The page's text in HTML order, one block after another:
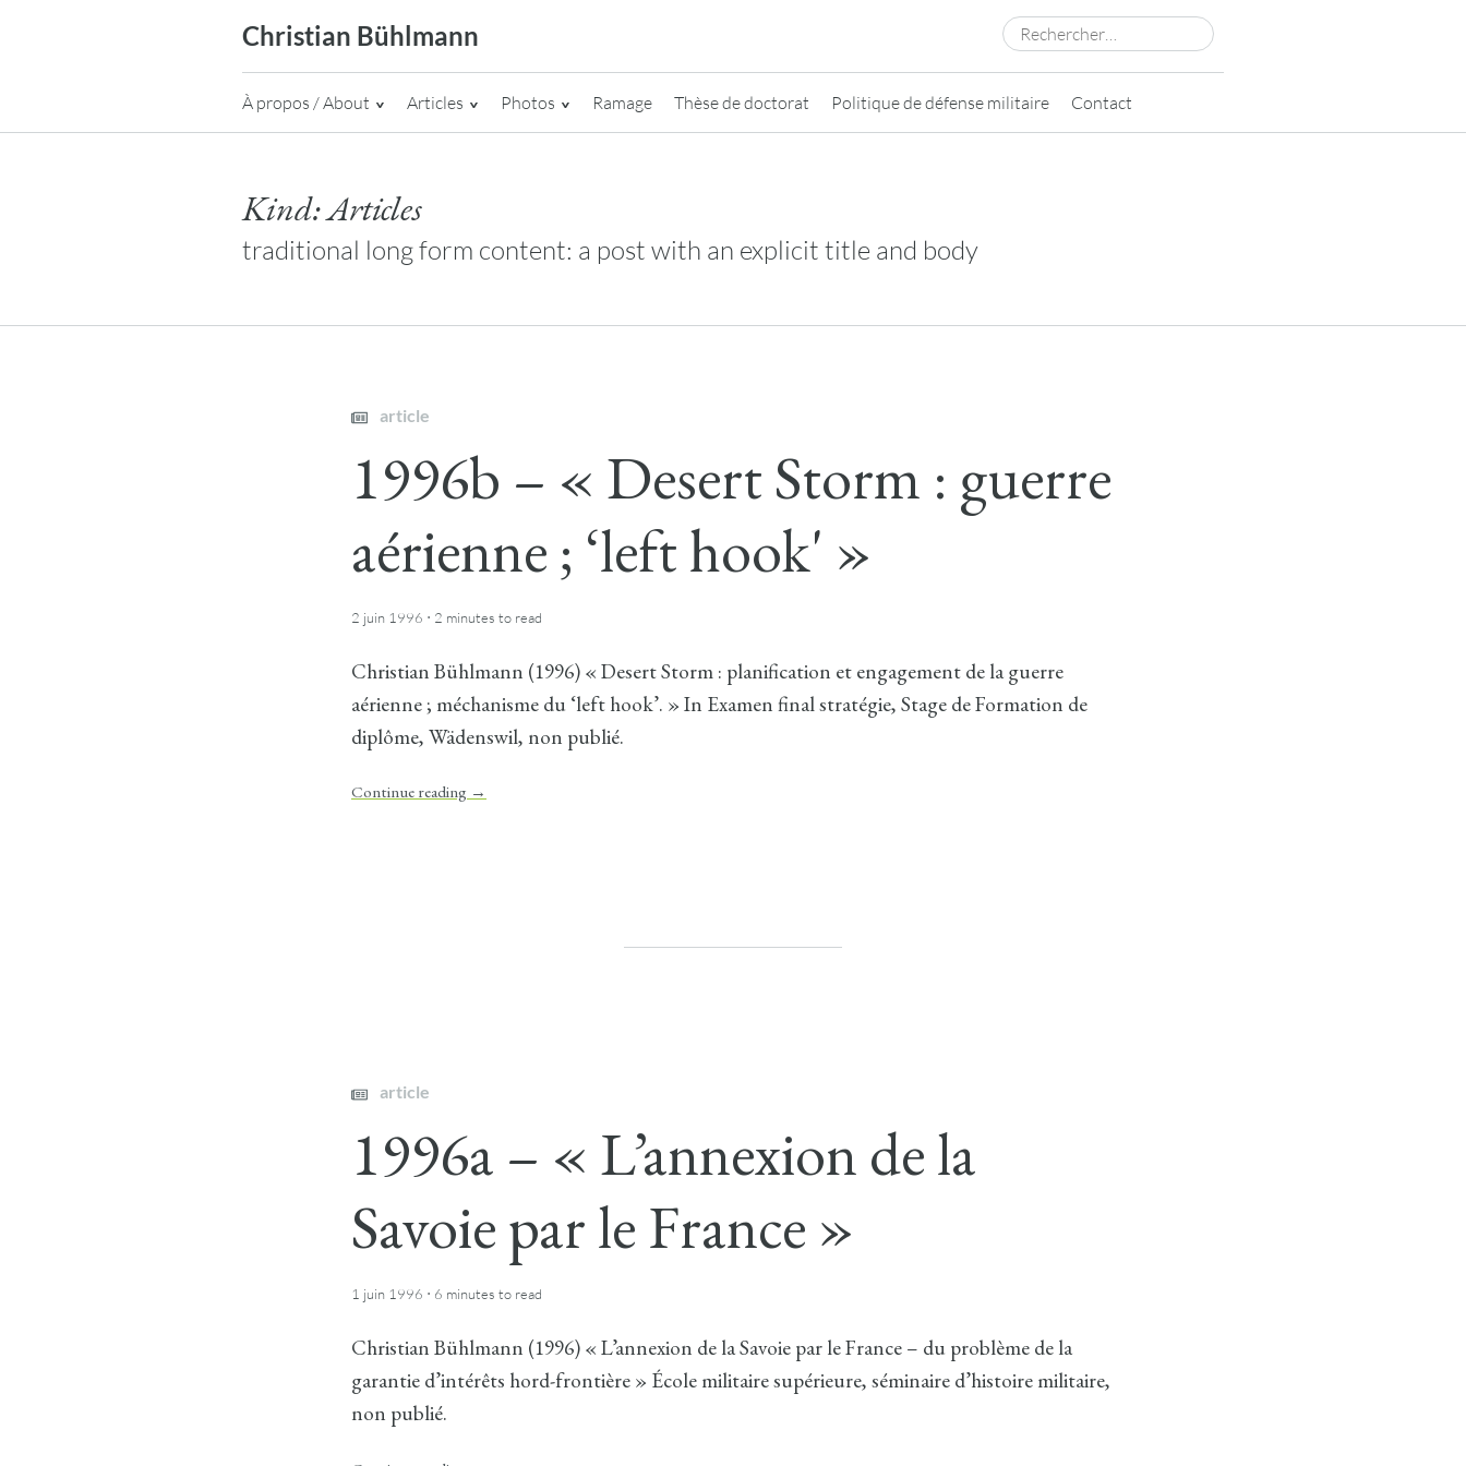
Christian Bühlmann Rechercher :
À propos / About Articles Photos Ramage Thèse de doctorat Politique de défense militaire Contact
Kind:Articles
traditional long form content: a post with an explicit title and body
article
1996b – « Desert Storm : guerre
aérienne ; ‘left hook' »
2 juin 1996 · 2 minutes to read
Christian Bühlmann (1996) « Desert Storm : planification et engagement de la guerre
aérienne ; méchanisme du ‘left hook’. » In Examen final stratégie, Stage de Formation de
diplôme, Wädenswil, non publié.
Continue reading →
article
1996a – « L’annexion de la
Savoie par le France »
1 juin 1996 · 6 minutes to read
Christian Bühlmann (1996) « L’annexion de la Savoie par le France – du problème de la
garantie d’intérêts hord-frontière » École militaire supérieure, séminaire d’histoire militaire,
non publié.